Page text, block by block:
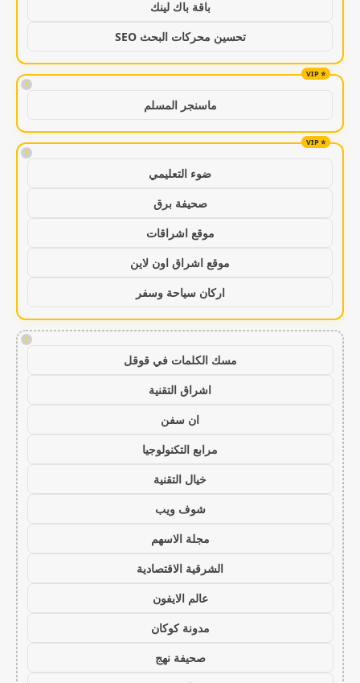
باقة باك لينك
تحسين محركات البحث SEO
!
ماسنجر المسلم
!
ضوء التعليمي
صحيفة برق
موقع اشراقات
موقع اشراق اون لاين
اركان سياحة وسفر
!
مسك الكلمات في قوقل
اشراق التقنية
ان سفن
مرابع التكنولوجيا
خيال التقنية
شوف ويب
مجلة الاسهم
الشرقية الاقتصادية
عالم الايفون
مدونة كوكان
صحيفة نهج